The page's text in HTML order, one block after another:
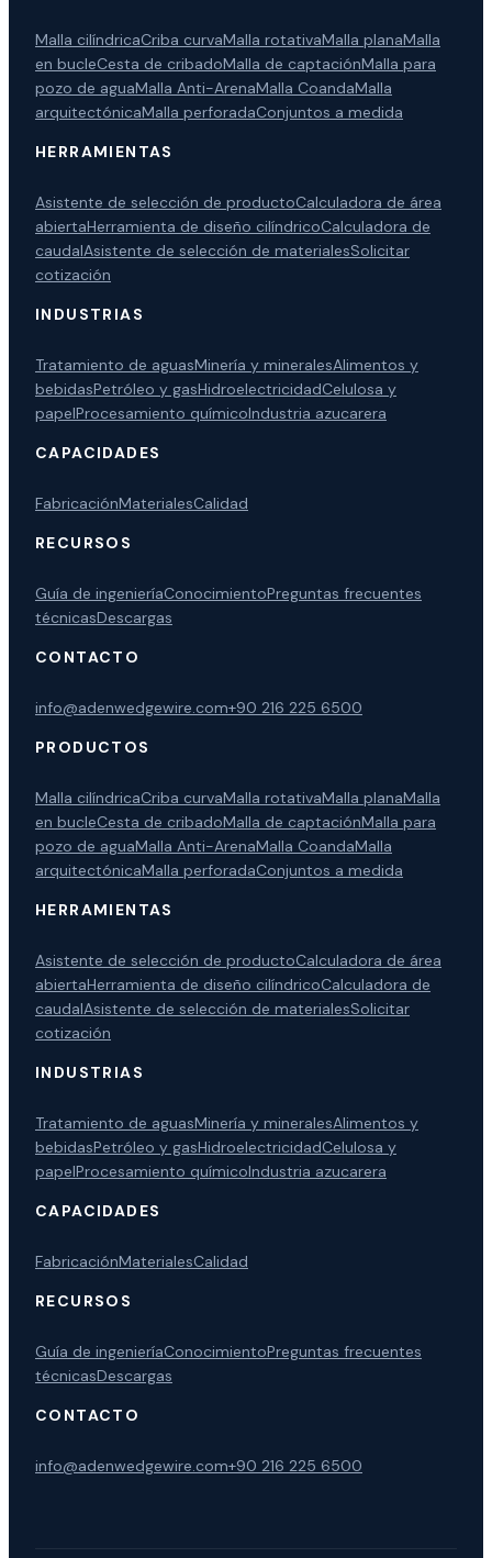
Malla cilíndricaCriba curvaMalla rotativaMalla planaMalla
en bucleCesta de cribadoMalla de captaciónMalla para
pozo de aguaMalla Anti-ArenaMalla CoandaMalla
arquitectónicaMalla perforadaConjuntos a medida
HERRAMIENTAS
Asistente de selección de productoCalculadora de área
abiertaHerramienta de diseño cilíndricoCalculadora de
caudalAsistente de selección de materialesSolicitar
cotización
INDUSTRIAS
Tratamiento de aguasMinería y mineralesAlimentos y
bebidasPetróleo y gasHidroelectricidadCelulosa y
papelProcesamiento químicoIndustria azucarera
CAPACIDADES
FabricaciónMaterialesCalidad
RECURSOS
Guía de ingenieríaConocimientoPreguntas frecuentes
técnicasDescargas
CONTACTO
info@adenwedgewire.com+90 216 225 6500
PRODUCTOS
Malla cilíndricaCriba curvaMalla rotativaMalla planaMalla
en bucleCesta de cribadoMalla de captaciónMalla para
pozo de aguaMalla Anti-ArenaMalla CoandaMalla
arquitectónicaMalla perforadaConjuntos a medida
HERRAMIENTAS
Asistente de selección de productoCalculadora de área
abiertaHerramienta de diseño cilíndricoCalculadora de
caudalAsistente de selección de materialesSolicitar
cotización
INDUSTRIAS
Tratamiento de aguasMinería y mineralesAlimentos y
bebidasPetróleo y gasHidroelectricidadCelulosa y
papelProcesamiento químicoIndustria azucarera
CAPACIDADES
FabricaciónMaterialesCalidad
RECURSOS
Guía de ingenieríaConocimientoPreguntas frecuentes
técnicasDescargas
CONTACTO
info@adenwedgewire.com+90 216 225 6500